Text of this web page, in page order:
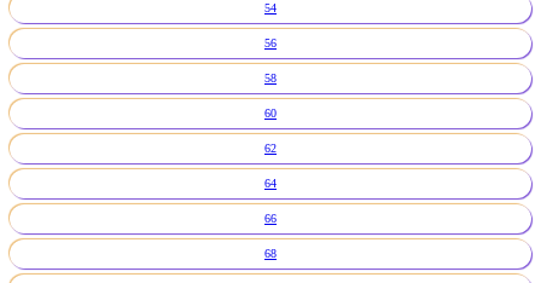
54
56
58
60
62
64
66
68